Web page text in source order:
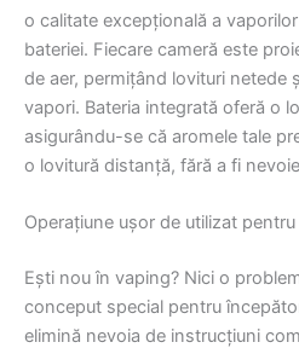
o calitate excepțională a
bateriei. Fiecare cameră este
de aer, permițând lovituri netede
vapori. Bateria integrată oferă o
asigurându-se că aromele tale
o lovitură distanță, fără a fi
Operațiune ușor de utilizat
Ești nou în vaping? Nici o
conceput special pentru
elimină nevoia de instrucțiuni